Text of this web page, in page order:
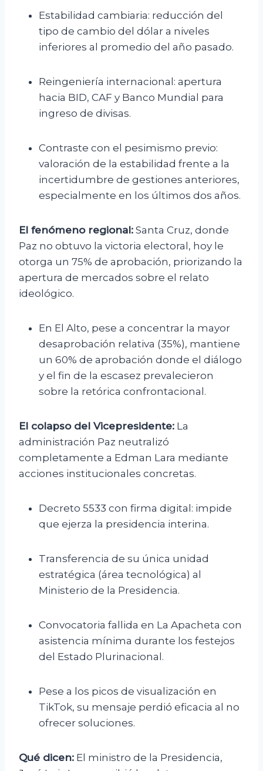
Estabilidad cambiaria: reducción del
tipo de cambio del dólar a niveles
inferiores al promedio del año pasado.
Reingeniería internacional: apertura
hacia BID, CAF y Banco Mundial para
ingreso de divisas.
Contraste con el pesimismo previo:
valoración de la estabilidad frente a la
incertidumbre de gestiones anteriores,
especialmente en los últimos dos años.
El fenómeno regional: Santa Cruz, donde
Paz no obtuvo la victoria electoral, hoy le
otorga un 75% de aprobación, priorizando la
apertura de mercados sobre el relato
ideológico.
En El Alto, pese a concentrar la mayor
desaprobación relativa (35%), mantiene
un 60% de aprobación donde el diálogo
y el fin de la escasez prevalecieron
sobre la retórica confrontacional.
El colapso del Vicepresidente: La
administración Paz neutralizó
completamente a Edman Lara mediante
acciones institucionales concretas.
Decreto 5533 con firma digital: impide
que ejerza la presidencia interina.
Transferencia de su única unidad
estratégica (área tecnológica) al
Ministerio de la Presidencia.
Convocatoria fallida en La Apacheta con
asistencia mínima durante los festejos
del Estado Plurinacional.
Pese a los picos de visualización en
TikTok, su mensaje perdió eficacia al no
ofrecer soluciones.
Qué dicen: El ministro de la Presidencia,